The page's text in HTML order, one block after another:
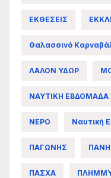
ΕΚΘΕΣΕΙΣ
Θαλασσινό
ΛΑΛΟΝ ΥΔΩΡ
ΝΑΥΤΙΚΗ ΕΒΔΟΜΑΔΑ
ΝΕΡΟ Ναυτική
ΠΑΓΩΝΗΣ
ΠΑΣΧΑ